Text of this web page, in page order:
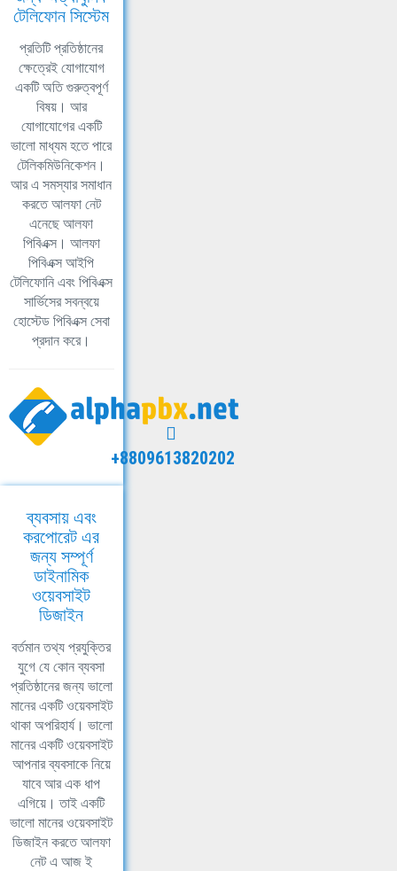
টেলিফোন সিস্টেম
প্রতিটি প্রতিষ্ঠানের
ক্ষেত্রেই যোগাযোগ
একটি অতি গুরুত্বপূর্ণ
বিষয়। আর
যোগাযোগের একটি
ভালো মাধ্যম হতে পারে
টেলিকমিউনিকেশন।
আর এ সমস্যার সমাধান
করতে আলফা নেট
এনেছে আলফা
পিবিএক্স। আলফা
পিবিএক্স আইপি
টেলিফোনি এবং পিবিএক্স
সার্ভিসের সবন্বয়ে
হোস্টেড পিবিএক্স সেবা
প্রদান করে।
+8809613820202
ব্যবসায় এবং
করপোরেট এর
জন্য সম্পূর্ণ
ডাইনামিক
ওয়েবসাইট
ডিজাইন
বর্তমান তথ্য প্রযুক্তির
যুগে যে কোন ব্যবসা
প্রতিষ্ঠানের জন্য ভালো
মানের একটি ওয়েবসাইট
থাকা অপরিহার্য। ভালো
মানের একটি ওয়েবসাইট
আপনার ব্যবসাকে নিয়ে
যাবে আর এক ধাপ
এগিয়ে। তাই একটি
ভালো মানের ওয়েবসাইট
ডিজাইন করতে আলফা
নেট এ আজ ই